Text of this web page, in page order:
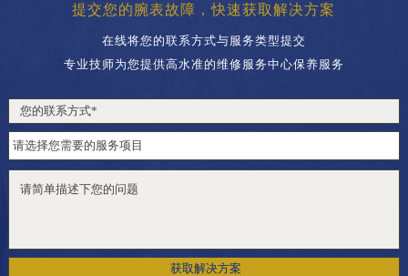
提交您的腕表故障，快速获取解决方案
在线将您的联系方式与服务类型提交
专业技师为您提供高水准的维修服务中心保养服务
获取解决方案